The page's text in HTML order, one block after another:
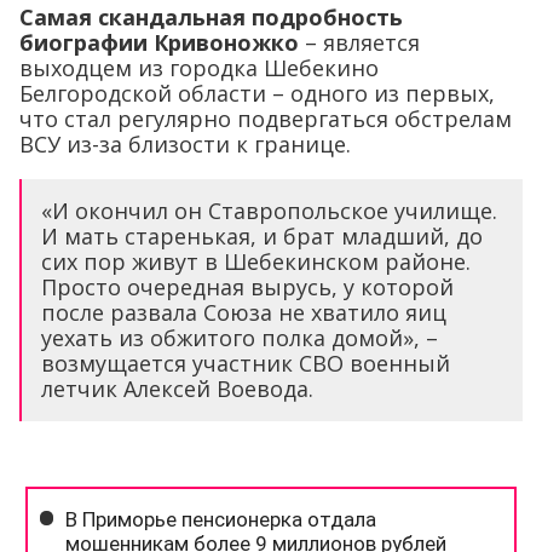
Самая скандальная подробность
биографии Кривоножко – является
выходцем из городка Шебекино
Белгородской области – одного из первых,
что стал регулярно подвергаться обстрелам
ВСУ из-за близости к границе.
«И окончил он Ставропольское училище.
И мать старенькая, и брат младший, до
сих пор живут в Шебекинском районе.
Просто очередная вырусь, у которой
после развала Союза не хватило яиц
уехать из обжитого полка домой», –
возмущается участник СВО военный
летчик Алексей Воевода.